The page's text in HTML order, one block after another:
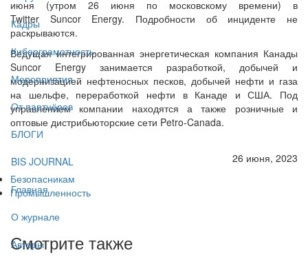
Кадры
Киберграмотность
Мероприятия
От партнёров
БЛОГИ
BIS JOURNAL
Главная
О журнале
Авторы
июня (утром 26 июня по московскому времени) в
Twitter Suncor Energy. Подробности об инциденте не
раскрываются.
Ведущая интегрированная энергетическая компания Канады
Suncor Energy занимается разработкой, добычей и
модернизацией нефтеносных песков, добычей нефти и газа
на шельфе, переработкой нефти в Канаде и США. Под
управлением компании находятся а также розничные и
оптовые дистрибьюторские сети Petro-Canada.
26 июня, 2023
Безопасникам
Промышленность
Смотрите также